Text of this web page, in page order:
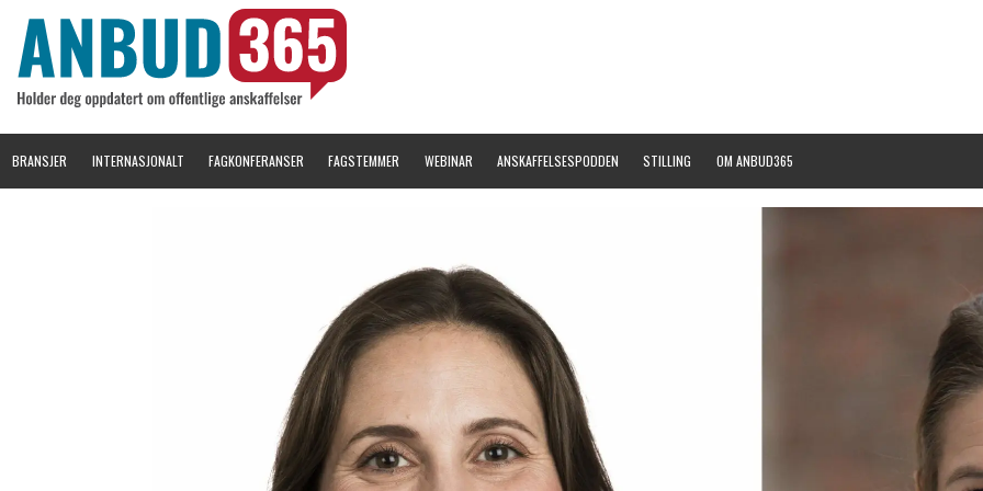
BRANSJER INTERNASJONALT FAGKONFERANSER FAGSTEMMER WEBINAR ANSKAFFELSESPODDEN STILLING OM ANBUD365